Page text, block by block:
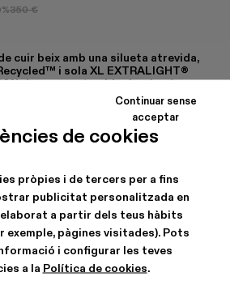
de cookies
pròpies i de tercers per a fins
publicitat personalitzada en
elaborat a partir dels teus hàbits
exemple, pàgines visitades). Pots
i configurar les teves
a la Política de cookies.
Continuar sense
acceptar
350 €
cuir beix amb una silueta atrevida,
i sola XL EXTRALIGHT®
de compostos biocirculars).